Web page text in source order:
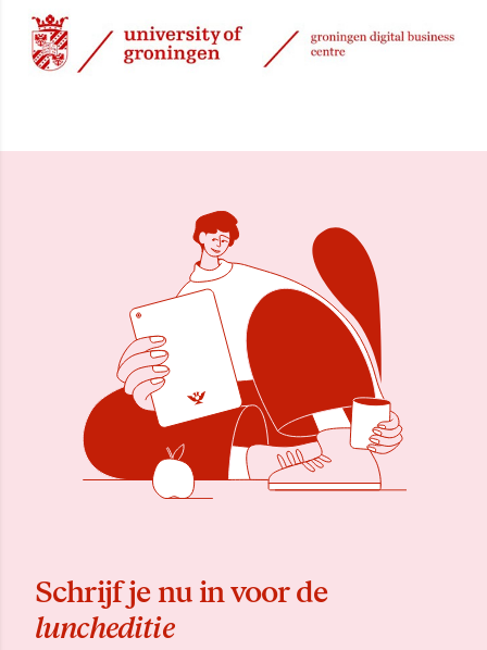
19 mrt 2001, 00:00
Schrijf je nu in voor de
luncheditie